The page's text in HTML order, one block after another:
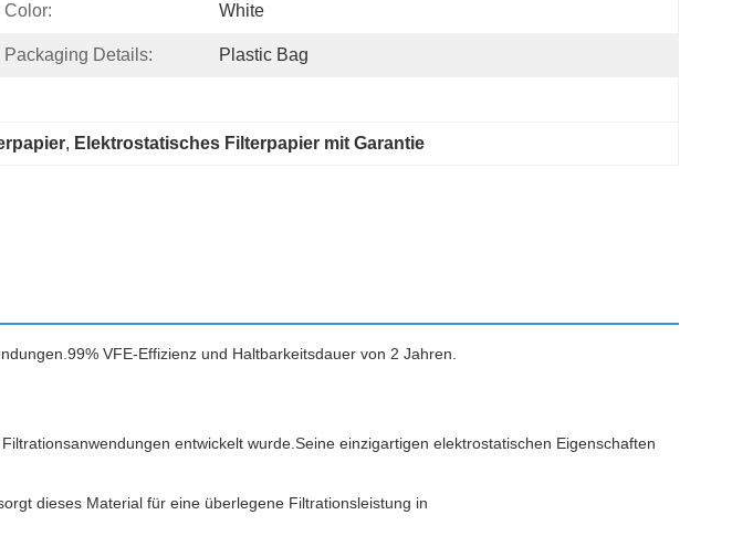
Color: White
Packaging Details: Plastic Bag
, Elektrostatisches Filterpapier mit Garantie
VFE-Effizienz und Haltbarkeitsdauer von 2 Jahren.
entwickelt wurde.Seine einzigartigen elektrostatischen Eigenschaften
dieses Material für eine überlegene Filtrationsleistung in